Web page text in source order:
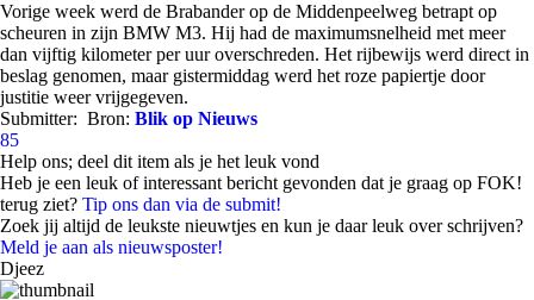
Vorige week werd de Brabander op de Middenpeelweg betrapt op
scheuren in zijn BMW M3. Hij had de maximumsnelheid met meer
dan vijftig kilometer per uur overschreden. Het rijbewijs werd direct in
beslag genomen, maar gistermiddag werd het roze papiertje door
justitie weer vrijgegeven.
Submitter: Bron: Blik op Nieuws
85
Help ons; deel dit item als je het leuk vond
Heb je een leuk of interessant bericht gevonden dat je graag op FOK!
terug ziet? Tip ons dan via de submit!
Zoek jij altijd de leukste nieuwtjes en kun je daar leuk over schrijven?
Meld je aan als nieuwsposter!
Djeez